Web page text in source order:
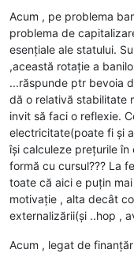
Acum , pe problema
problema de
esențiale ale statului.
,această rotație a
...răspunde ptr bevoia
dă o relativă stabilitate
invit să faci o reflexie.
electricitate(poate fi și
își calculeze prețurile în
formă cu cursul??? La
toate că aici e puțin
motivație , alta decât
externalizării(și ..hop ,
Acum , legat de